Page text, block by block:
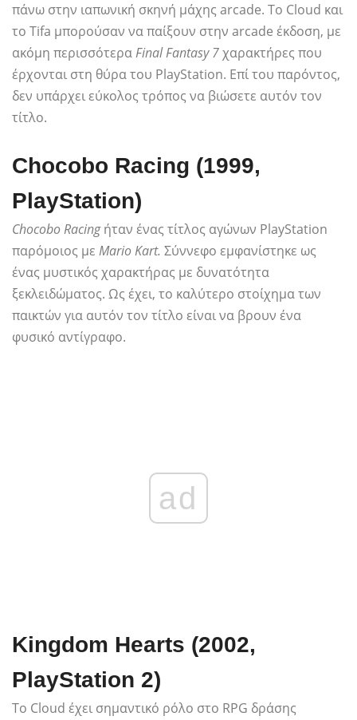
πάνω στην ιαπωνική σκηνή μάχης arcade. Το Cloud και
το Tifa μπορούσαν να παίξουν στην arcade έκδοση, με
ακόμη περισσότεραFinal Fantasy 7χαρακτήρες που
έρχονται στη θύρα του PlayStation. Επί του παρόντος,
δεν υπάρχει εύκολος τρόπος να βιώσετε αυτόν τον
τίτλο.
Chocobo Racing (1999,
PlayStation)
Chocobo Racingήταν ένας τίτλος αγώνων PlayStation
παρόμοιος με Mario Kart. Σύννεφο εμφανίστηκε ως
ένας μυστικός χαρακτήρας με δυνατότητα
ξεκλειδώματος. Ως έχει, το καλύτερο στοίχημα των
παικτών για αυτόν τον τίτλο είναι να βρουν ένα
φυσικό αντίγραφο.
ad
Kingdom Hearts (2002,
PlayStation 2)
Το Cloud έχει σημαντικό ρόλο στο RPG δράσης